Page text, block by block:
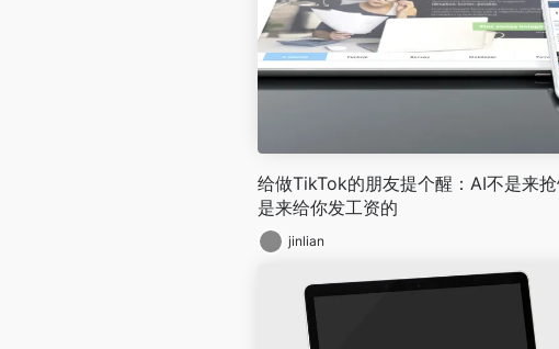
给做TikTok的朋友提个醒：AI不是来抢
是来给你发工资的
jinlian